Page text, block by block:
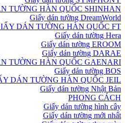
TƯỜNG HÀN QUỐC SHINHAN
Giấy dán tường DreamWorld
DÁN TƯỜNG HÀN QUỐC FT
Giấy dán tường Hera
Giấy dán tường EROOM
Giấy dán tường DARAE
TƯỜNG HÀN QUỐC GAENARI
Giấy dán tường BOS
DÁN TƯỜNG HÀN QUỐC JEIL
Giấy dán tường Nhật Bản
PHONG CÁCH
Giấy dán tường hình cây
Giấy dán tường mới nhất